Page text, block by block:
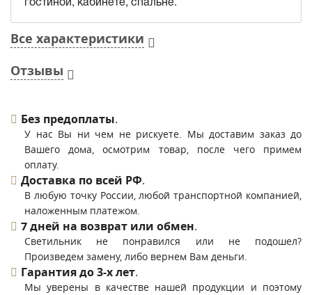
Все характеристики
Отзывы
Без предоплаты.
У нас Вы ни чем не рискуете. Мы доставим заказ до
Вашего дома, осмотрим товар, после чего примем
оплату.
Доставка по всей РФ.
В любую точку России, любой транспортной компанией,
наложенным платежом.
7 дней на возврат или обмен.
Светильник не понравился или не подошел?
Произведем замену, либо вернем Вам деньги.
Гарантия до 3-х лет.
Мы уверены в качестве нашей продукции и поэтому